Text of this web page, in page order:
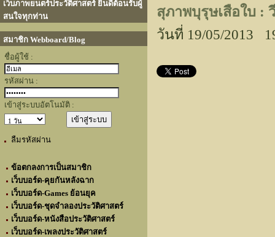
เว็บภาพยนตร์ประวัติศาสตร์ ยินดีต้อนรับผู้
สนใจทุกท่าน
สมาชิก Webboard/Blog
ชื่อผู้ใช้ :
รหัสผ่าน :
เข้าสู่ระบบอัตโนมัติ :
ลืมรหัสผ่าน
ข้อตกลงการเป็นสมาชิก
เว็บบอร์ด-คุยกันหลังฉาก
เว็บบอร์ด-Games ย้อนยุค
เว็บบอร์ด-ชุดจำลองประวัติศาสตร์
เว็บบอร์ด-หนังสือประวัติศาสตร์
เว็บบอร์ด-เพลงประวัติศาสตร์
สุภาพบุรุษเสือใบ :
วันที่ 19/05/2013